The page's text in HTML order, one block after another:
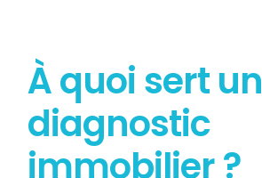
À quoi sert un
diagnostic
immobilier ?